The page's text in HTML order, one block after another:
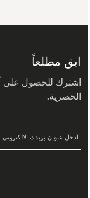
ابق مطلعاً
اشترك للحصول على
الحصرية.